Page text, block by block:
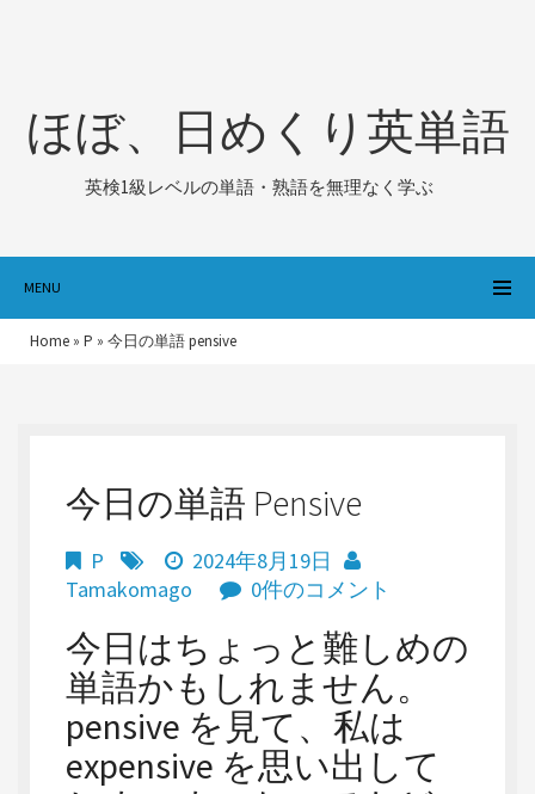
ほぼ、日めくり英単語
英検1級レベルの単語・熟語を無理なく学ぶ
MENU
Home » P » 今日の単語 pensive
今日の単語 Pensive
P
2024年8月19日
Tamakomago
0件のコメント
今日はちょっと難しめの
単語かもしれません。
pensive を見て、私は
expensive を思い出して